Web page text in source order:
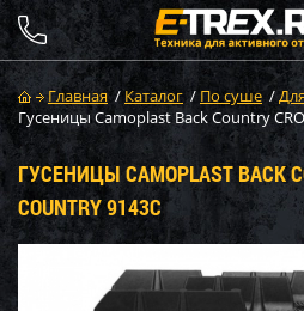
Главная / Каталог / По суше /
Гусеницы Camoplast Back Country
ГУСЕНИЦЫ CAMOPLAST BACK
COUNTRY 9143C